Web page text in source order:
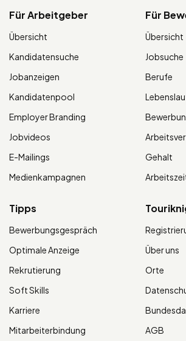
Für Arbeitgeber
Übersicht
Kandidatensuche
Jobanzeigen
Kandidatenpool
Employer Branding
Jobvideos
E-Mailings
Medienkampagnen
Für
Übersicht
Jobsuche
Berufe
Gehalt
Tipps
Bewerbungsgespräch
Optimale Anzeige
Rekrutierung
Soft Skills
Karriere
Mitarbeiterbindung
Über uns
Orte
AGB